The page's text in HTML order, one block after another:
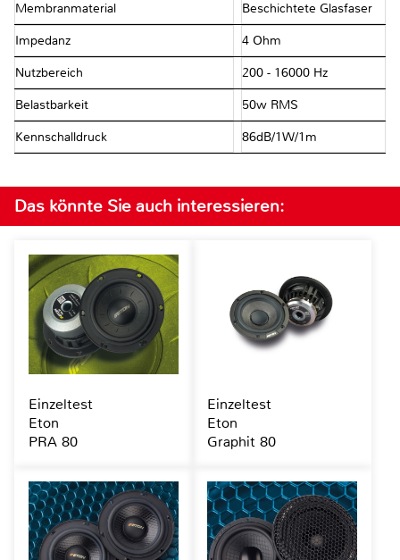
Membranmaterial Beschichtete Glasfaser
Impedanz 4 Ohm
Nutzbereich 200 - 16000 Hz
Belastbarkeit 50w RMS
Kennschalldruck 86dB/1W/1m
Das könnte Sie auch interessieren:
Einzeltest
Eton
PRA 80
Einzeltest
Eton
Graphit 80